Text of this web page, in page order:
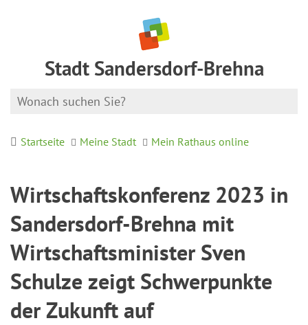
Stadt Sandersdorf-Brehna
Startseite Meine Stadt Mein Rathaus online
Wirtschaftskonferenz 2023 in
Sandersdorf-Brehna mit
Wirtschaftsminister Sven
Schulze zeigt Schwerpunkte
der Zukunft auf